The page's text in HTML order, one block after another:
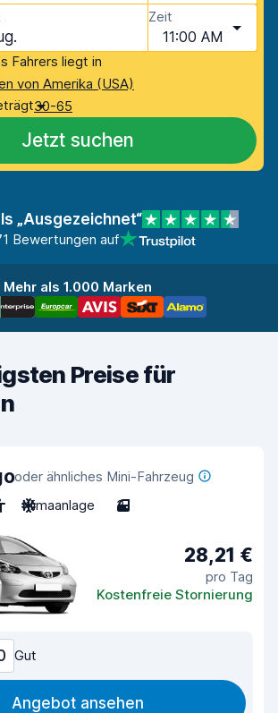
Zeit
11:00 AM
Fahrers liegt in
von Amerika (USA)
30-65
Jetzt suchen
„Ausgezeichnet“
Bewertungen auf
Mehr als 1.000 Marken
Preise für
oder ähnliches Mini-Fahrzeug
Klimaanlage 3
28,21 €
pro Tag
Kostenfreie Stornierung
Gut
Angebot ansehen